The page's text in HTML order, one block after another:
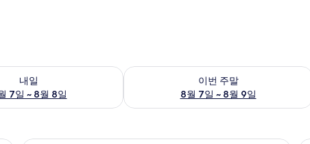
내일
7일 ~ 8월 8일
여부 확인, 8월 7일 ~ 8월 8일
이번 주말
8월 7일 ~ 8월 9일
이번 주말 예약 가능 여부 확인, 8월 7일